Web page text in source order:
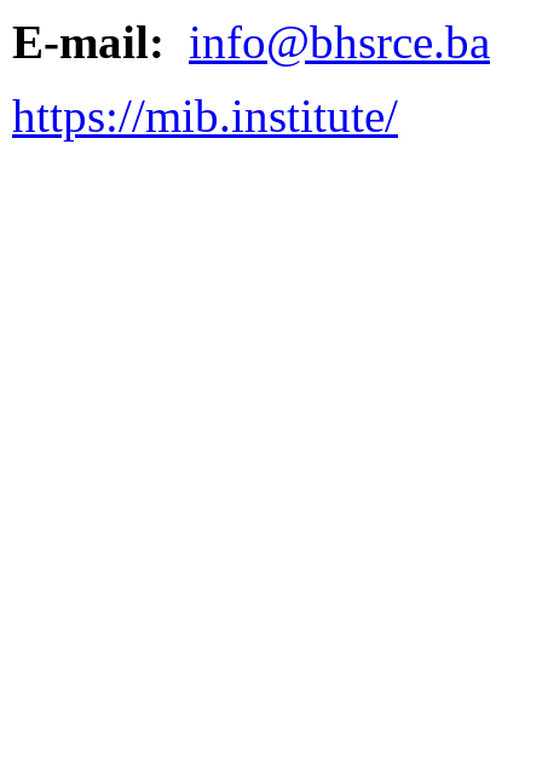
E-mail: info@bhsrce.ba
https://mib.institute/